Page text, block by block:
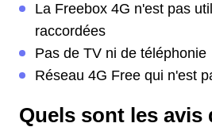
La Freebox 4G n'est pas
raccordées
Pas de TV ni de téléphonie
Réseau 4G Free qui n'est
Quels sont les avis